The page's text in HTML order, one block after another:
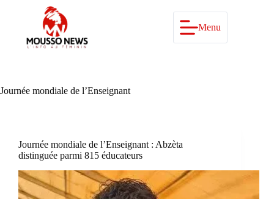
Menu
Journée mondiale de l’Enseignant
Journée mondiale de l’Enseignant : Abzèta
distinguée parmi 815 éducateurs